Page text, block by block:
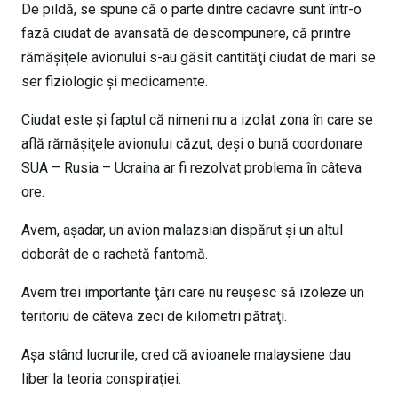
De pildă, se spune că o parte dintre cadavre sunt într-o
fază ciudat de avansată de descompunere, că printre
rămăşiţele avionului s-au găsit cantităţi ciudat de mari se
ser fiziologic şi medicamente.
Ciudat este şi faptul că nimeni nu a izolat zona în care se
află rămăşiţele avionului căzut, deşi o bună coordonare
SUA – Rusia – Ucraina ar fi rezolvat problema în câteva
ore.
Avem, aşadar, un avion malazsian dispărut şi un altul
doborât de o rachetă fantomă.
Avem trei importante ţări care nu reuşesc să izoleze un
teritoriu de câteva zeci de kilometri pătraţi.
Aşa stând lucrurile, cred că avioanele malaysiene dau
liber la teoria conspiraţiei.